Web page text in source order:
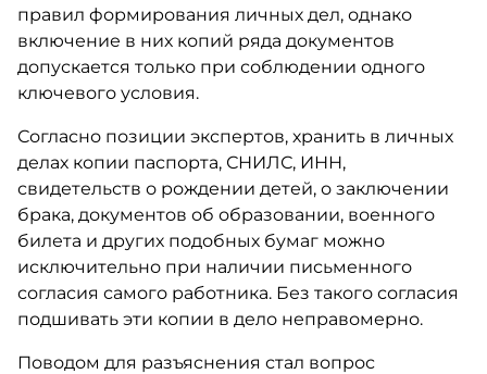
правил формирования личных дел, однако
включение в них копий ряда документов
допускается только при соблюдении одного
ключевого условия.
Согласно позиции экспертов, хранить в личных
делах копии паспорта, СНИЛС, ИНН,
свидетельств о рождении детей, о заключении
брака, документов об образовании, военного
билета и других подобных бумаг можно
исключительно при наличии письменного
согласия самого работника. Без такого согласия
подшивать эти копии в дело неправомерно.
Поводом для разъяснения стал вопрос